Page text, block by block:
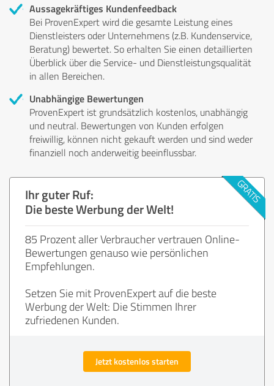
Aussagekräftiges Kundenfeedback
Bei ProvenExpert wird die gesamte Leistung eines
Dienstleisters oder Unternehmens (z.B. Kundenservice,
Beratung) bewertet. So erhalten Sie einen detaillierten
Überblick über die Service- und Dienstleistungsqualität
in allen Bereichen.
Unabhängige Bewertungen
ProvenExpert ist grundsätzlich kostenlos, unabhängig
und neutral. Bewertungen von Kunden erfolgen
freiwillig, können nicht gekauft werden und sind weder
finanziell noch anderweitig beeinflussbar.
Ihr guter Ruf:
Die beste Werbung der Welt!
85 Prozent aller Verbraucher vertrauen Online-
Bewertungen genauso wie persönlichen
Empfehlungen.
Setzen Sie mit ProvenExpert auf die beste
Werbung der Welt: Die Stimmen Ihrer
zufriedenen Kunden.
Jetzt kostenlos starten